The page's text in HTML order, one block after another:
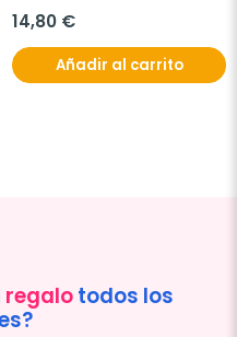
14,80 €
Añadir al carrito
regalotodos los